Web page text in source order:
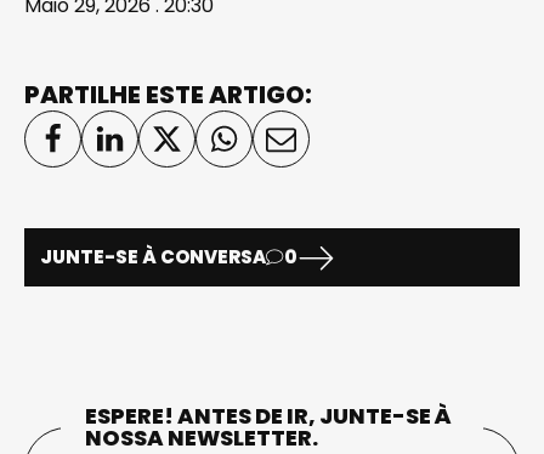
PARTILHE ESTE ARTIGO:
JUNTE-SE À CONVERSA 0
ESPERE! ANTES DE IR, JUNTE-SE À
NOSSA NEWSLETTER.